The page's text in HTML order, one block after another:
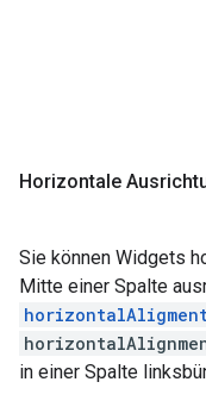
Horizontale
Sie können Widgets
Mitte einer Spalte
in einer Spalte